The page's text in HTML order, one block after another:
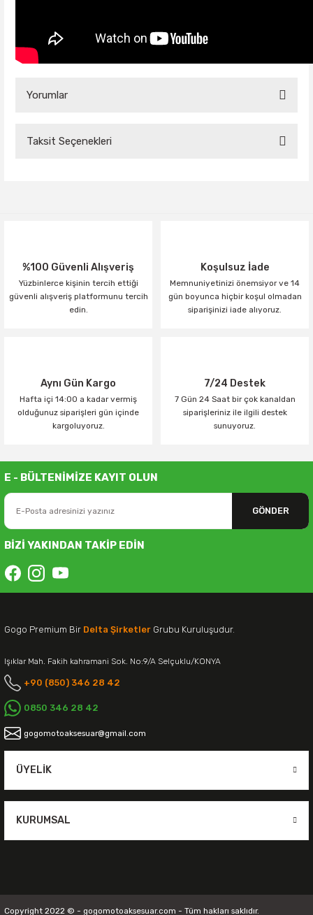
Yorumlar
Taksit Seçenekleri
%100 Güvenli Alışveriş
Yüzbinlerce kişinin tercih ettiği
güvenli alışveriş platformunu tercih
edin.
Koşulsuz İade
Memnuniyetinizi önemsiyor ve 14
gün boyunca hiçbir koşul olmadan
siparişinizi iade alıyoruz.
Aynı Gün Kargo
Hafta içi 14:00 a kadar vermiş
olduğunuz siparişleri gün içinde
kargoluyoruz.
7/24 Destek
7 Gün 24 Saat bir çok kanaldan
siparişleriniz ile ilgili destek
sunuyoruz.
E - BÜLTENİMİZE KAYIT OLUN
GÖNDER
BİZİ YAKINDAN TAKİP EDİN
Gogo Premium Bir Delta Şirketler Grubu Kuruluşudur.
Işıklar Mah. Fakih kahramani Sok. No:9/A Selçuklu/KONYA
+90 (850) 346 28 42
0850 346 28 42
gogomotoaksesuar@gmail.com
ÜYELIK
KURUMSAL
Copyright 2022 © - gogomotoaksesuar.com - Tüm hakları saklıdır.